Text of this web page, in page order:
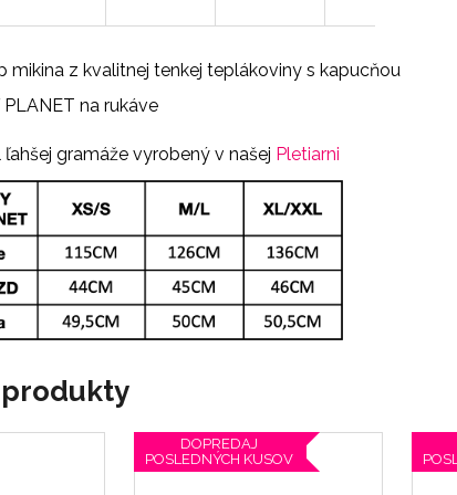
mikina z kvalitnej tenkej teplákoviny s kapucňou
na rukáve
gramáže vyrobený v našej Pletiarni
DOPREDAJ
POSLEDNÝCH KUSOV